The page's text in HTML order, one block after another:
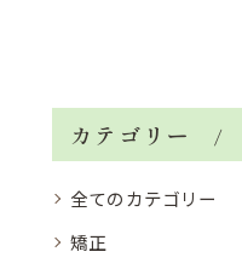
カテゴリー
全てのカテゴリー
矯正